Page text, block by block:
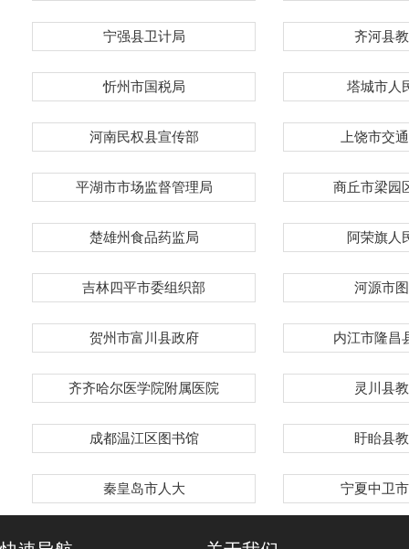
宁强县卫计局 齐河县
忻州市国税局 塔城市人
河南民权县宣传部 上饶市交
平湖市市场监督管理局 商丘市梁园
楚雄州食品药监局 阿荣旗人
吉林四平市委组织部 河源市
贺州市富川县政府 内江市隆昌
齐齐哈尔医学院附属医院 灵川县
成都温江区图书馆 盱眙县
秦皇岛市人大 宁夏中卫